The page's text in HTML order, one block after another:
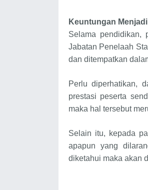
Keuntungan
Selama pendidikan,
Jabatan Penelaah
dan ditempatkan
Perlu diperhatikan,
prestasi peserta
maka hal tersebut
Selain itu, kepada
apapun yang
diketahui maka akan